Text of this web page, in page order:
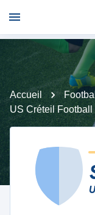
Accueil Football
US Créteil Football